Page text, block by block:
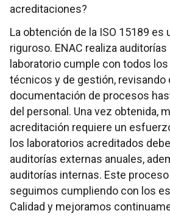
acreditaciones?
La obtención de la ISO 15189 es
riguroso. ENAC realiza
laboratorio cumple con todos
técnicos y de gestión, revisando
documentación de procesos
del personal. Una vez obtenida,
acreditación requiere un
los laboratorios acreditados
auditorías externas anuales,
auditorías internas. Este
seguimos cumpliendo con los
Calidad y mejoramos